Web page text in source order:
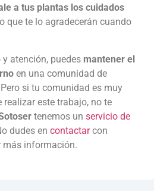
a tus plantas los cuidados
que te lo agradecerán cuando
atención, puedes mantener el
en una comunidad de
si tu comunidad es muy
realizar este trabajo, no te
tenemos un servicio de
dudes en contactarcon
más información.